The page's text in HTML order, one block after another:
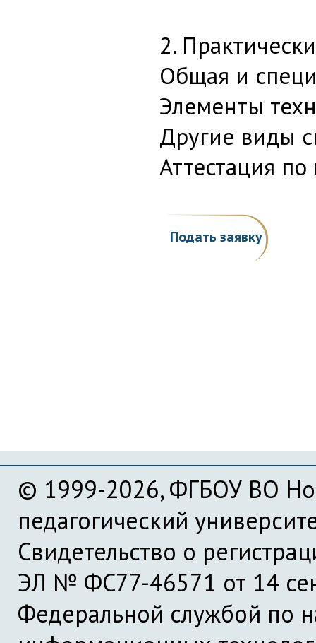
2.
Общая и
Элементы
Другие виды
Аттестация
Подать заявку
© 1999-2026, ФГБОУ ВО
педагогический
Свидетельство о
ЭЛ № ФС77-46571 от 14
Федеральной службой по